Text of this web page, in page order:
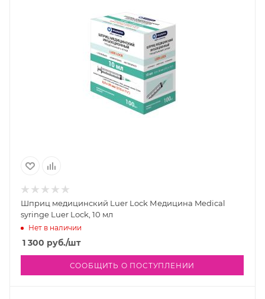
Шприц медицинский Luer Lock Медицина Medical
syringe Luer Lock, 10 мл
Нет в наличии
1 300 руб./шт
СООБЩИТЬ О ПОСТУПЛЕНИИ